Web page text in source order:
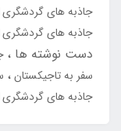
جاذبه های گردشگری
جاذبه های گردشگری
دست نوشته ها
سفر به تاجیکستان
جاذبه های گردشگری